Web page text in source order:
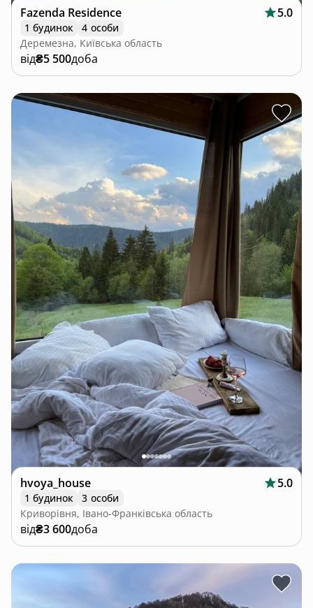
Fazenda Residence 5.0
1 будинок
4 особи
Деремезна, Київська область
від₴5 500доба
hvoya_house 5.0
1 будинок
3 особи
Криворівня, Івано-Франківська область
від₴3 600доба